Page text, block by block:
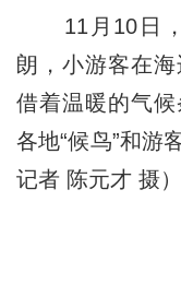
11月10日，
朗，小游客在
借着温暖的气候
各地“候鸟”和游
记者 陈元才 摄）